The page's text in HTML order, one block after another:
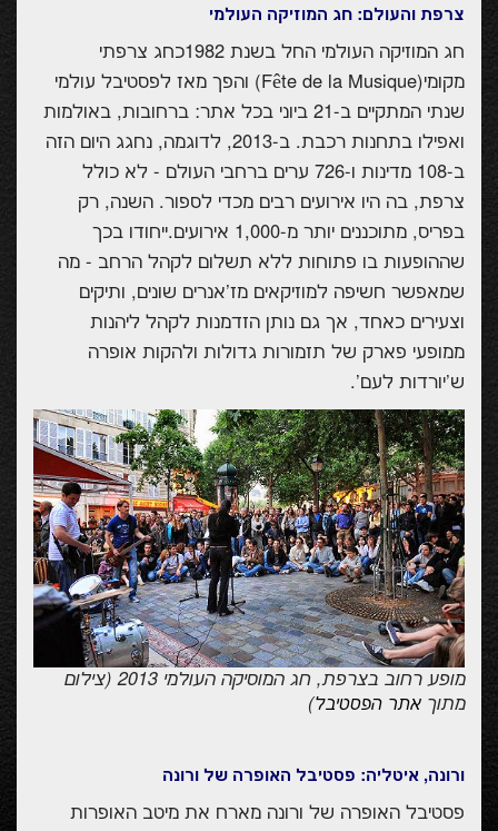
צרפת והעולם: חג המוזיקה העולמי
חג המוזיקה העולמי החל בשנת 1982כחג צרפתי
מקומי(Fête de la Musique) והפך מאז לפסטיבל עולמי
שנתי המתקיים ב-21 ביוני בכל אתר: ברחובות, באולמות
ואפילו בתחנות רכבת. ב-2013, לדוגמה, נחגג היום הזה
ב-108 מדינות ו-726 ערים ברחבי העולם - לא כולל
צרפת, בה היו אירועים רבים מכדי לספור. השנה, רק
בפריס, מתוכננים יותר מ-1,000 אירועים.ייחודו בכך
שההופעות בו פתוחות ללא תשלום לקהל הרחב - מה
שמאפשר חשיפה למוזיקאים מז'אנרים שונים, ותיקים
וצעירים כאחד, אך גם נותן הזדמנות לקהל ליהנות
ממופעי פארק של תזמורות גדולות ולהקות אופרה
ש'יורדות לעם'.
מופע רחוב בצרפת, חג המוסיקה העולמי 2013 (צילום
מתוךאתר הפסטיבל)
ורונה, איטליה: פסטיבל האופרה של ורונה
פסטיבל האופרה של ורונה מארח את מיטב האופרות